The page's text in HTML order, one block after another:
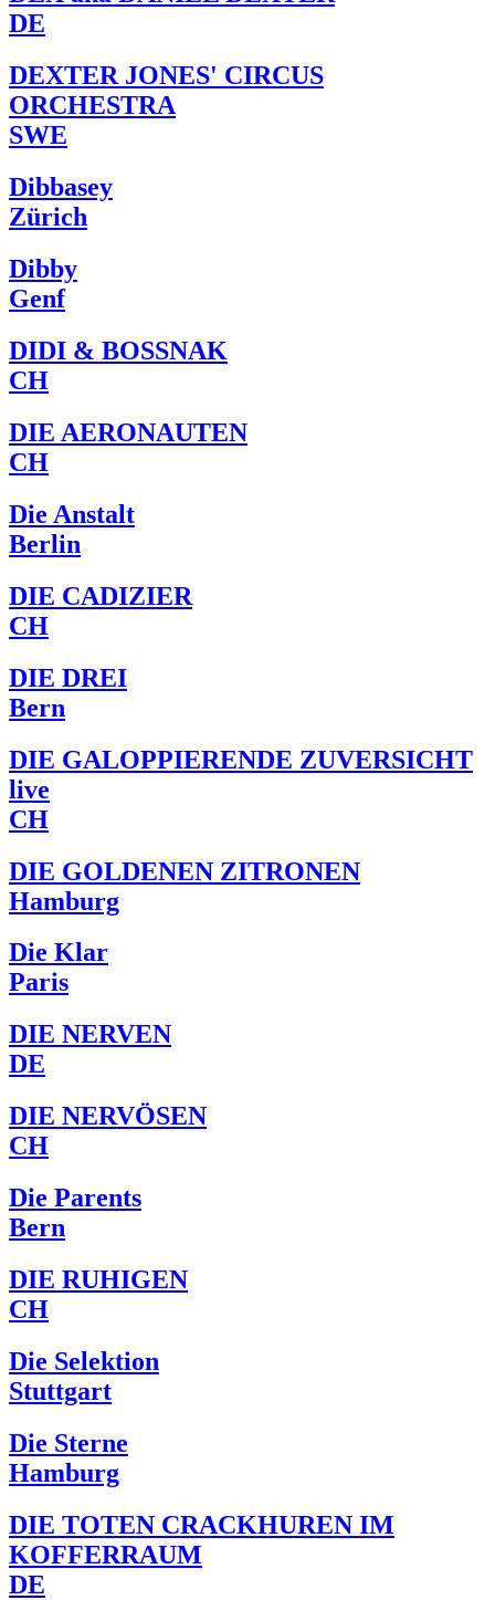
DE
DEXTER JONES' CIRCUS
ORCHESTRA
SWE
Dibbasey
Zürich
Dibby
Genf
DIDI & BOSSNAK
CH
DIE AERONAUTEN
CH
Die Anstalt
Berlin
DIE CADIZIER
CH
DIE DREI
Bern
DIE GALOPPIERENDE ZUVERSICHT
live
CH
DIE GOLDENEN ZITRONEN
Hamburg
Die Klar
Paris
DIE NERVEN
DE
DIE NERVÖSEN
CH
Die Parents
Bern
DIE RUHIGEN
CH
Die Selektion
Stuttgart
Die Sterne
Hamburg
DIE TOTEN CRACKHUREN IM
KOFFERRAUM
DE